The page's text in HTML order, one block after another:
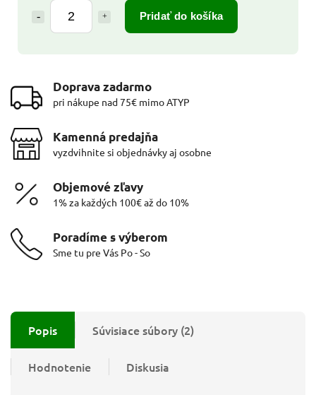
Pridať do košíka
Doprava zadarmo
pri nákupe nad 75€ mimo ATYP
Kamenná predajňa
vyzdvihnite si objednávky aj osobne
Objemové zľavy
1% za každých 100€ až do 10%
Poradíme s výberom
Sme tu pre Vás Po - So
Popis Súvisiace súbory (2)
Hodnotenie Diskusia